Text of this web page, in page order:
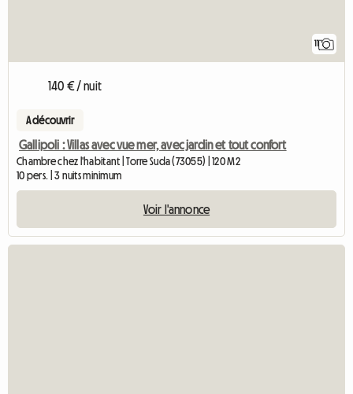
11
140 € / nuit
A découvrir
Gallipoli : Villas avec vue mer, avec jardin et tout confort
Chambre chez l'habitant | Torre Suda (73055) | 120 M2
10 pers. | 3 nuits minimum
Voir l'annonce